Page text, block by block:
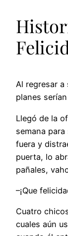
Al regresar a
planes
Llegó de la
semana
fuera y
puerta, lo
pañales,
–¡Que
Cuatro
cuales aún